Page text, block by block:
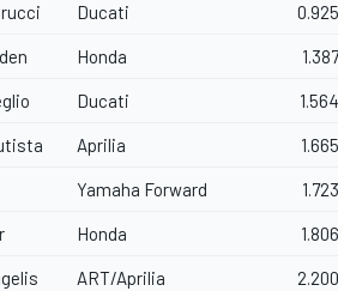
Ducati 0.925
Honda 1.387
Ducati 1.564
Aprilia 1.665
Yamaha Forward 1.723
Honda 1.806
ART/Aprilia 2.200